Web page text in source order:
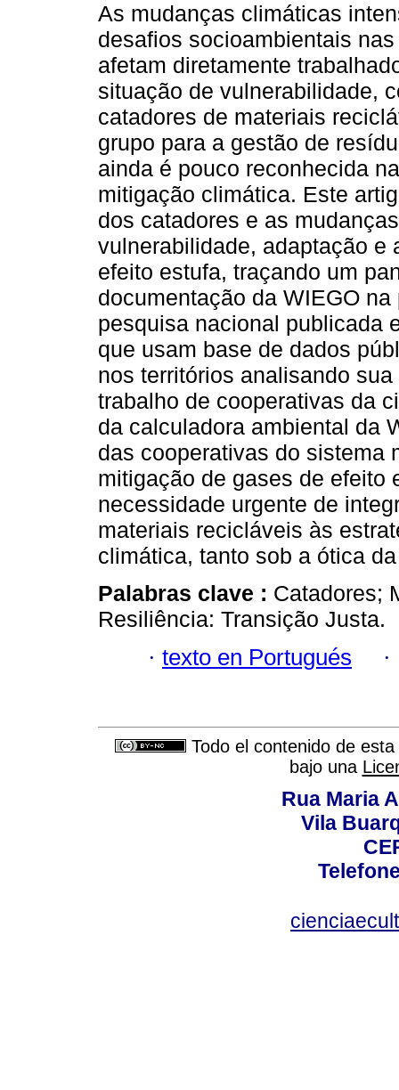
As mudanças climáticas
desafios socioambientais
afetam diretamente
situação de vulnerabilidade,
catadores de materiais
grupo para a gestão de
ainda é pouco reconhecida
mitigação climática. Este
dos catadores e as
vulnerabilidade, adaptação e
efeito estufa, traçando um
documentação da WIEGO
pesquisa nacional publicada
que usam base de dados
nos territórios analisando
trabalho de cooperativas da
da calculadora ambiental da
das cooperativas do sistema
mitigação de gases de efeito
necessidade urgente de
materiais recicláveis às
climática, tanto sob a ótica
Palabras clave : Catadores;
Resiliência: Transição Justa.
· texto en Portugués ·
Todo el contenido de
bajo una
Rua Maria
Vila